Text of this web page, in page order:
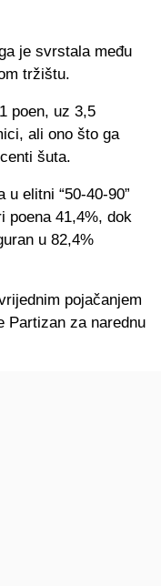
je svrstala među
tržištu.
poen, uz 3,5
ali ono što ga
šuta.
elitni “50-40-90”
poena 41,4%, dok
u 82,4%
pojačanjem
Partizan za narednu